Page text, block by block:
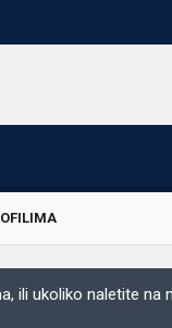
ili ukoliko naletite na